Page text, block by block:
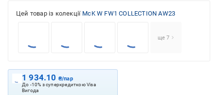
Цей товар із колекції McK W FW1 COLLECTION AW23
ще 7
1 934.10 ₴/пар
До -10% з суперкредиткою Visa
Вигода